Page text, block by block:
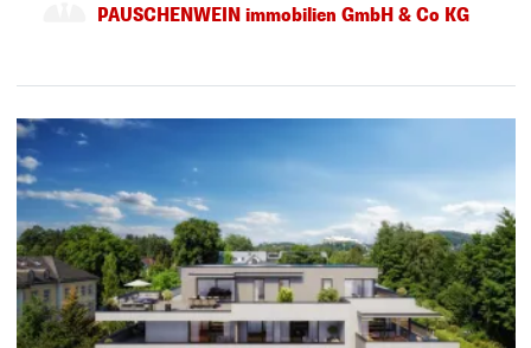
PAUSCHENWEIN immobilien GmbH & Co KG